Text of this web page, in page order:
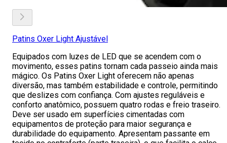
Patins Oxer Light Ajustável
Equipados com luzes de LED que se acendem com o
movimento, esses patins tornam cada passeio ainda mais
mágico. Os Patins Oxer Light oferecem não apenas
diversão, mas também estabilidade e controle, permitindo
que deslizes com confiança. Com ajustes reguláveis e
conforto anatômico, possuem quatro rodas e freio traseiro.
Deve ser usado em superfícies cimentadas com
equipamentos de proteção para maior segurança e
durabilidade do equipamento. Apresentam passante em